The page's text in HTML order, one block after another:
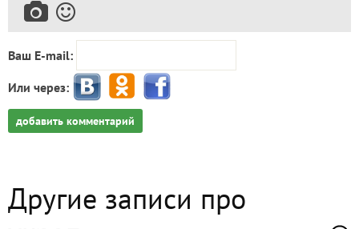
Ваш E-mail:
Или через:
добавить комментарий
Другие записи про